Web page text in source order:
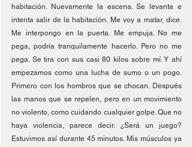
habitación. Nuevamente la escena. Se levanta e
intenta salir de la habitación. Me voy a matar, dice.
Me interpongo en la puerta. Me empuja. No me
pega, podría tranquilamente hacerlo. Pero no me
pega. Se tira con sus casi 80 kilos sobre mí. Y ahí
empezamos como una lucha de sumo o un pogo.
Primero con los hombros que se chocan. Después
las manos que se repelen, pero en un movimiento
no violento, como cuidando cualquier golpe. Que no
haya violencia, parece decir. ¿Será un juego?
Estuvimos así durante 45 minutos. Mis músculos ya